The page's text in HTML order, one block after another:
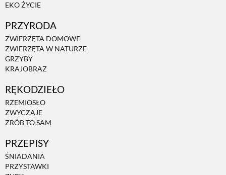
EKO ŻYCIE
PRZYRODA
ZWIERZĘTA DOMOWE
ZWIERZĘTA W NATURZE
GRZYBY
KRAJOBRAZ
RĘKODZIEŁO
RZEMIOSŁO
ZWYCZAJE
ZRÓB TO SAM
PRZEPISY
ŚNIADANIA
PRZYSTAWKI